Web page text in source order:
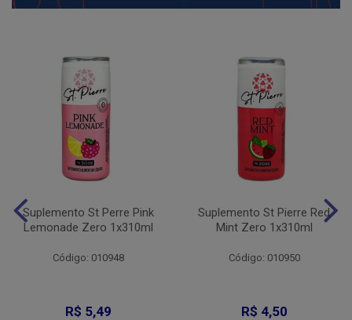
Suplemento St Perre Pink
Lemonade Zero 1x310ml
Código: 010948
R$ 5,49
Suplemento St Pierre Red
Mint Zero 1x310ml
Código: 010950
R$ 4,50